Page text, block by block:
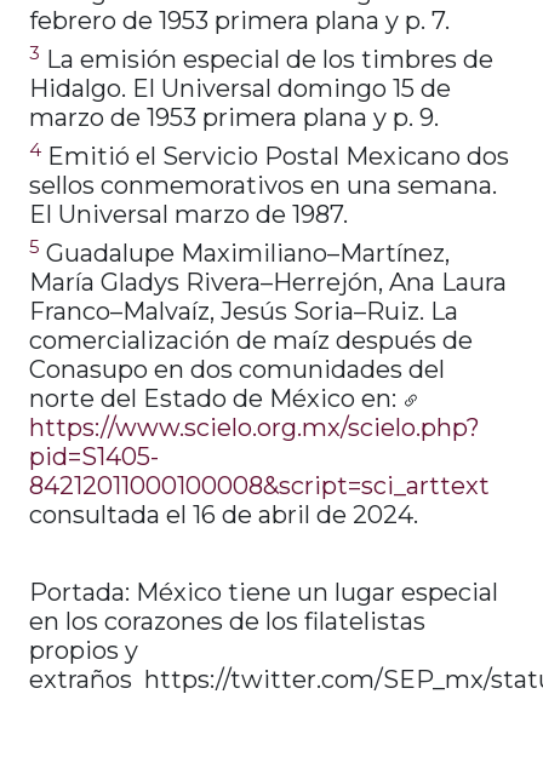
febrero de 1953 primera plana y p. 7.
3 La emisión especial de los timbres de
Hidalgo. El Universal domingo 15 de
marzo de 1953 primera plana y p. 9.
4 Emitió el Servicio Postal Mexicano dos
sellos conmemorativos en una semana.
El Universal marzo de 1987.
5 Guadalupe Maximiliano–Martínez,
María Gladys Rivera–Herrejón, Ana Laura
Franco–Malvaíz, Jesús Soria–Ruiz. La
comercialización de maíz después de
Conasupo en dos comunidades del
norte del Estado de México en:
https://www.scielo.org.mx/scielo.php?
pid=S1405-
84212011000100008&script=sci_arttext
consultada el 16 de abril de 2024.
Portada: México tiene un lugar especial
en los corazones de los filatelistas
propios y
extraños https://twitter.com/SEP_mx/